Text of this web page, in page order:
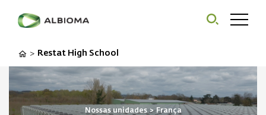
> Restat High School
Nossas unidades > França